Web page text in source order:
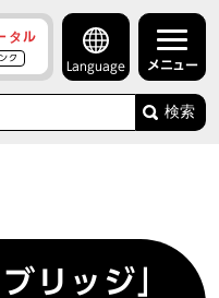
タル
ク
Language メニュー
検索
リッジ」